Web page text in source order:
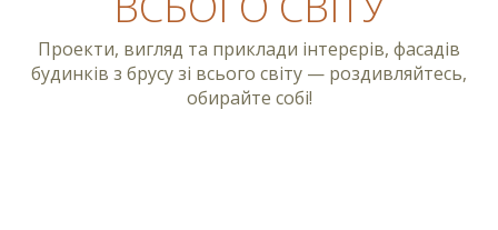
Проекти, вигляд та приклади інтерєрів, фасадів
будинків з брусу зі всього світу — роздивляйтесь,
обирайте собі!